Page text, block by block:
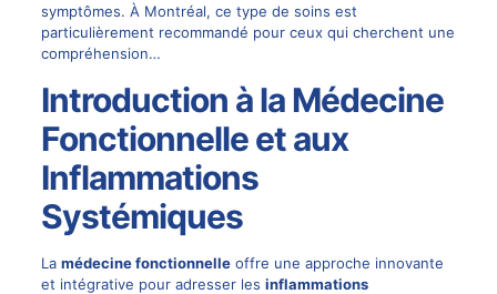
symptômes. À Montréal, ce type de soins est
particulièrement recommandé pour ceux qui cherchent une
compréhension…
Introduction à la Médecine
Fonctionnelle et aux
Inflammations
Systémiques
La médecine fonctionnelleoffre une approche innovante
et intégrative pour adresser les inflammations